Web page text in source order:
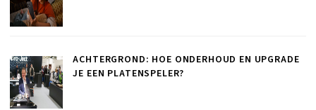
ACHTERGROND: HOE ONDERHOUD EN UPGRADE
JE EEN PLATENSPELER?